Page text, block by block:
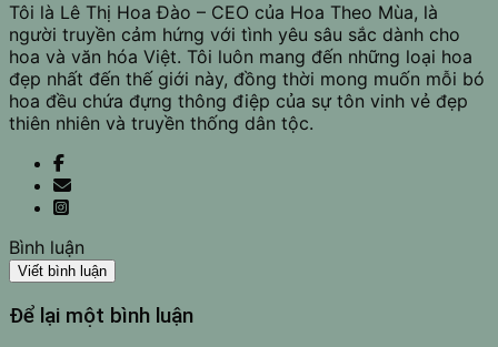
Tôi là Lê Thị Hoa Đào – CEO của Hoa Theo Mùa, là
người truyền cảm hứng với tình yêu sâu sắc dành cho
hoa và văn hóa Việt. Tôi luôn mang đến những loại hoa
đẹp nhất đến thế giới này, đồng thời mong muốn mỗi bó
hoa đều chứa đựng thông điệp của sự tôn vinh vẻ đẹp
thiên nhiên và truyền thống dân tộc.
Bình luận
Viết bình luận
Để lại một bình luận